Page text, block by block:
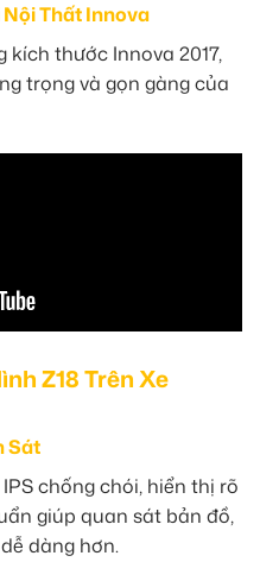
Thất Innova
thước Innova 2017,
trọng và gọn gàng của
Z18 Trên Xe
Sát
chống chói, hiển thị rõ
giúp quan sát bản đồ,
dàng hơn.